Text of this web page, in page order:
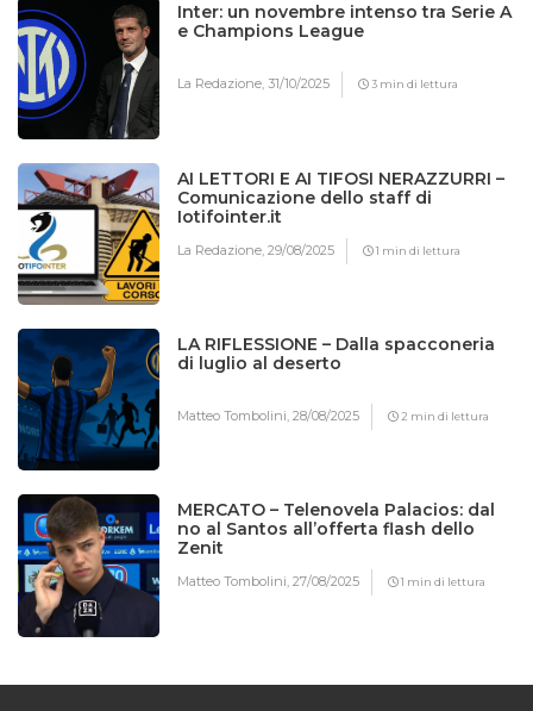
Inter: un novembre intenso tra Serie A
e Champions League
La Redazione,31/10/2025 3 min di lettura
AI LETTORI E AI TIFOSI NERAZZURRI –
Comunicazione dello staff di
Iotifointer.it
La Redazione,29/08/2025 1 min di lettura
LA RIFLESSIONE – Dalla spacconeria
di luglio al deserto
Matteo Tombolini,28/08/2025 2 min di lettura
MERCATO – Telenovela Palacios: dal
no al Santos all’offerta flash dello
Zenit
Matteo Tombolini,27/08/2025 1 min di lettura